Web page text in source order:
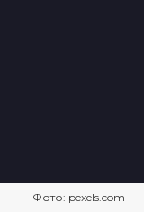
Фото: pexels.com